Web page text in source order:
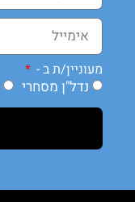
מעוניין/ת ב -
נדל"ן מסחרי